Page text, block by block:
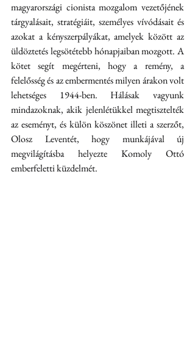
magyarországi cionista mozgalom vezetőjének
tárgyalásait, stratégiáit, személyes vívódásait és
azokat a kényszerpályákat, amelyek között az
üldöztetés legsötétebb hónapjaiban mozgott. A
kötet segít megérteni, hogy a remény, a
felelősség és az embermentés milyen árakon volt
lehetséges 1944-ben. Hálásak vagyunk
mindazoknak, akik jelenlétükkel megtisztelték
az eseményt, és külön köszönet illeti a szerzőt,
Olosz Leventét, hogy munkájával új
megvilágításba helyezte Komoly Ottó
emberfeletti küzdelmét.